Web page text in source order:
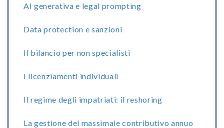
AI generativa e legal prompting
Data protection e sanzioni
Il bilancio per non specialisti
I licenziamenti individuali
Il regime degli impatriati: il reshoring
La gestione del massimale contributivo annuo